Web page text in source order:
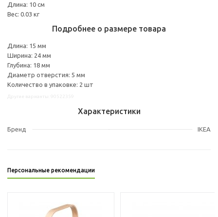
Длина: 10 см
Вес: 0.03 кг
Подробнее о размере товара
Длина: 15 мм
Ширина: 24 мм
Глубина: 18 мм
Диаметр отверстия: 5 мм
Количество в упаковке: 2 шт
Характеристики
Бренд IKEA
Персональные рекомендации